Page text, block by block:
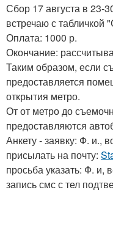
Сбор 17 августа в 23-
встречаю с табличкой
Оплата: 1000 р.
Окончание:
Таким образом, если
предоставляется
открытия метро.
От от метро до
предоставляются
Анкету - заявку: Ф. и.,
присылать на почту:
просьба указать: Ф. и,
запись смс с тел